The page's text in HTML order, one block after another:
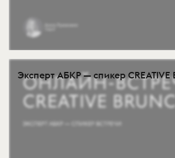
Эксперт АБКР — спикер CREATIVE